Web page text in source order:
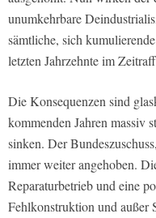
unumkehrbare
sämtliche, sich
letzten Jahrzehnte im
Die Konsequenzen sind
kommenden Jahren massiv
sinken. Der
immer weiter angehoben.
Reparaturbetrieb und eine
Fehlkonstruktion und außer